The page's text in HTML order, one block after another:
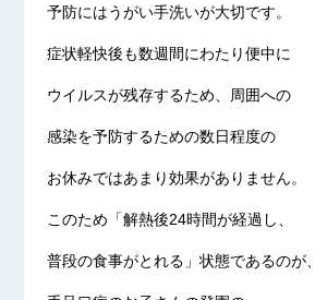
予防にはうがい手洗いが大切です。
症状軽快後も数週間にわたり便中に
ウイルスが残存するため、周囲への
感染を予防するための数日程度の
お休みではあまり効果がありません。
このため「解熱後24時間が経過し、
普段の食事がとれる」状態であるのが、